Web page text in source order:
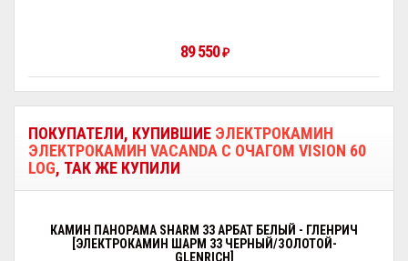
89 550₽
ПОКУПАТЕЛИ, КУПИВШИЕ ЭЛЕКТРОКАМИН
ЭЛЕКТРОКАМИН VACANDA С ОЧАГОМ VISION 60
LOG, ТАК ЖЕ КУПИЛИ
КАМИН ПАНОРАМА SHARM 33 АРБАТ БЕЛЫЙ - ГЛЕНРИЧ
[ЭЛЕКТРОКАМИН ШАРМ 33 ЧЕРНЫЙ/ЗОЛОТОЙ-
GLENRICH]